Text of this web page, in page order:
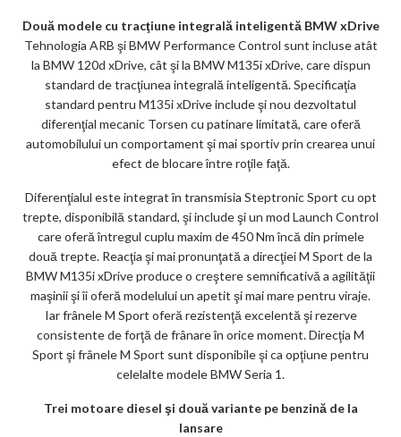
Două modele cu tracţiune integrală inteligentă BMW xDrive
Tehnologia ARB şi BMW Performance Control sunt incluse atât
la BMW 120d xDrive, cât şi la BMW M135i xDrive, care dispun
standard de tracţiunea integrală inteligentă. Specificaţia
standard pentru M135i xDrive include şi nou dezvoltatul
diferenţial mecanic Torsen cu patinare limitată, care oferă
automobilului un comportament şi mai sportiv prin crearea unui
efect de blocare între roţile faţă.
Diferenţialul este integrat în transmisia Steptronic Sport cu opt
trepte, disponibilă standard, şi include şi un mod Launch Control
care oferă întregul cuplu maxim de 450 Nm încă din primele
două trepte. Reacţia şi mai pronunţată a direcţiei M Sport de la
BMW M135i xDrive produce o creştere semnificativă a agilităţii
maşinii şi îi oferă modelului un apetit şi mai mare pentru viraje.
Iar frânele M Sport oferă rezistenţă excelentă şi rezerve
consistente de forţă de frânare în orice moment. Direcţia M
Sport şi frânele M Sport sunt disponibile şi ca opţiune pentru
celelalte modele BMW Seria 1.
Trei motoare diesel şi două variante pe benzină de la
lansare